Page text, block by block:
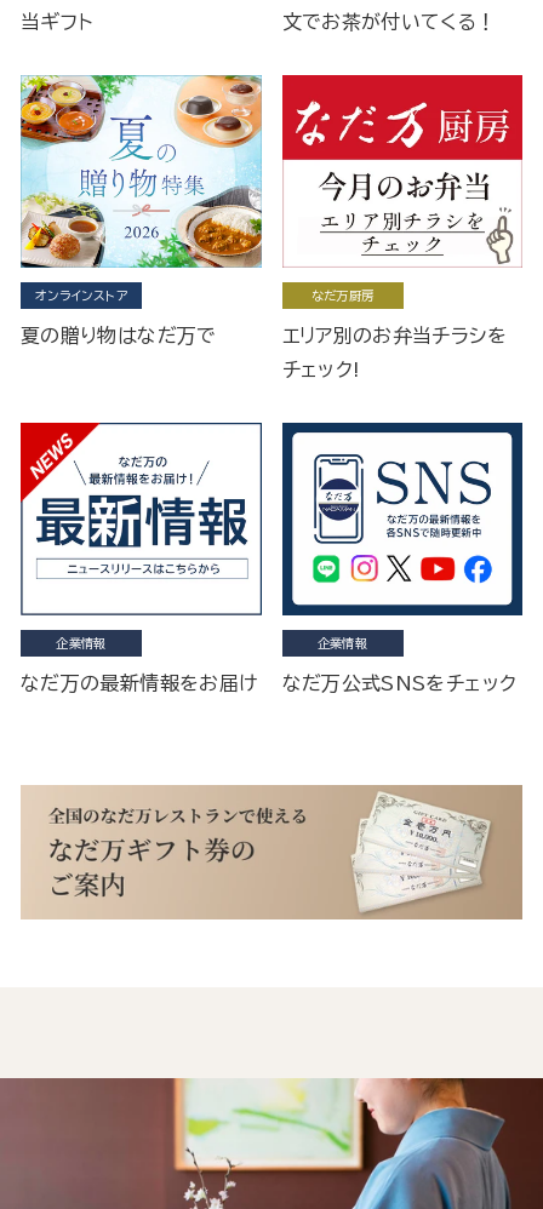
当ギフト
文でお茶が付いてくる！
オンラインストア
夏の贈り物はなだ万で
なだ万厨房
エリア別のお弁当チラシを
チェック!
企業情報
なだ万の最新情報をお届け
企業情報
なだ万公式SNSをチェック